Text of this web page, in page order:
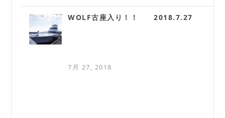
WOLF古座入り！！ 2018.7.27
7月 27, 2018